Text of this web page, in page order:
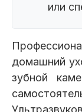
или
домашний
зубной